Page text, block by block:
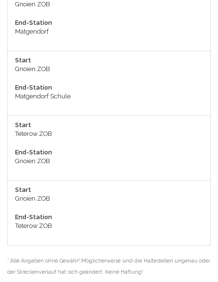
Gnoien ZOB
End-Station
Matgendorf
Start
Gnoien ZOB
End-Station
Matgendorf Schule
Start
Teterow ZOB
End-Station
Gnoien ZOB
Start
Gnoien ZOB
End-Station
Teterow ZOB
* Alle Angaben ohne Gewähr! Möglicherweise sind die Haltestellen ungenau oder
der Streckenverlauf hat sich geändert. Keine Haftung!